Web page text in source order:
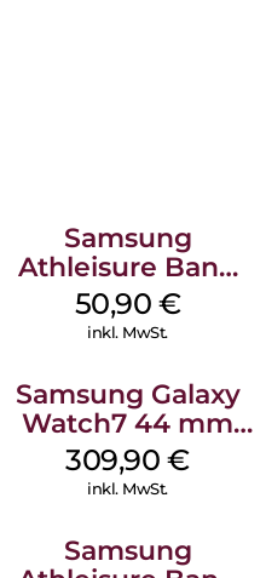
Samsung
Athleisure Band
(M/L) Galaxy
Watch8/Watch8
50,90 €
inkl. MwSt.
Samsung Galaxy
Watch7 44 mm
Silver
309,90€
inkl. MwSt.
Samsung